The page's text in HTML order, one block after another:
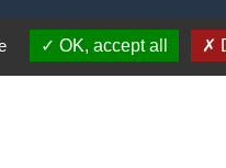
OK, accept all